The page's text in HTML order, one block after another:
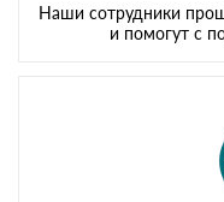
Наши сотрудники
и помогут с